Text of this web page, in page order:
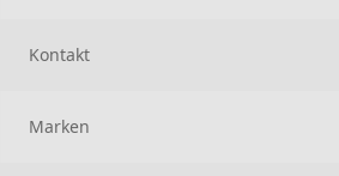
Kontakt
Marken